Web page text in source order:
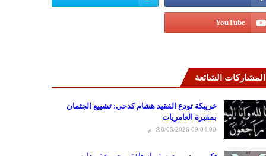
المشاركات الشائعة
خريبكة تودع الفقيد هشام كدحي: تشييع الجثمان
بمقبرة العامريات
8/05/2026 09:04:00 م